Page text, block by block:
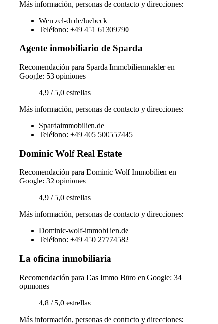
Más información, personas de contacto y direcciones:
Wentzel-dr.de/luebeck
Teléfono: +49 451 61309790
Agente inmobiliario de Sparda
Recomendación para Sparda Immobilienmakler en
Google: 53 opiniones
4,9 / 5,0 estrellas
Más información, personas de contacto y direcciones:
Spardaimmobilien.de
Teléfono: +49 405 500557445
Dominic Wolf Real Estate
Recomendación para Dominic Wolf Immobilien en
Google: 32 opiniones
4,9 / 5,0 estrellas
Más información, personas de contacto y direcciones:
Dominic-wolf-immobilien.de
Teléfono: +49 450 27774582
La oficina inmobiliaria
Recomendación para Das Immo Büro en Google: 34
opiniones
4,8 / 5,0 estrellas
Más información, personas de contacto y direcciones: